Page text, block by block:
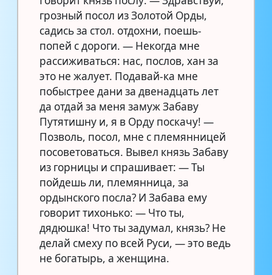
грозный посол из Золотой Орды,
садись за стол. отдохни, поешь-
попей с дороги. — Некогда мне
рассиживаться: нас, послов, хан за
это не жалует. Подавай-ка мне
побыстрее дани за двенадцать лет
да отдай за меня замуж Забаву
Путятишну и, я в Орду поскачу! —
Позволь, посол, мне с племянницей
посоветоваться. Вывел князь Забаву
из горницы и спрашивает: — Ты
пойдешь ли, племянница, за
ордынского посла? И Забава ему
говорит тихонько: — Что ты,
дядюшка! Что ты задумал, князь? Не
делай смеху по всей Руси, — это ведь
не богатырь, а женщина.